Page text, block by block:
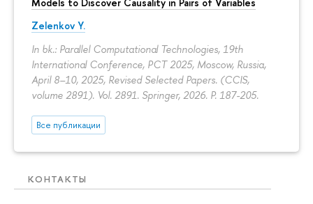
Zelenkov Y.
In bk.: Parallel Computational Technologies, 19th
International Conference, PCT 2025, Moscow, Russia,
April 8–10, 2025, Revised Selected Papers. (CCIS,
volume 2891). Vol. 2891. Springer, 2026. P. 187-205.
Все публикации
КОНТАКТЫ